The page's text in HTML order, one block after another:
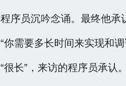
程序员沉吟念诵。最终他承
“你需要多长时间来实现和调
“很长”，来访的程序员承认